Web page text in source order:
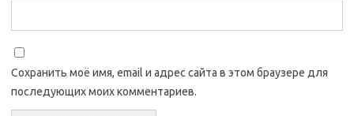
Сохранить моё имя, email и адрес сайта в этом браузере для
последующих моих комментариев.